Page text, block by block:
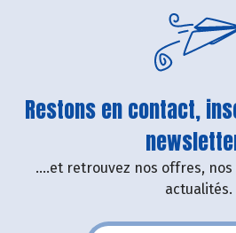
Restons en contact,
....et retrouvez nos offres,
actualités.